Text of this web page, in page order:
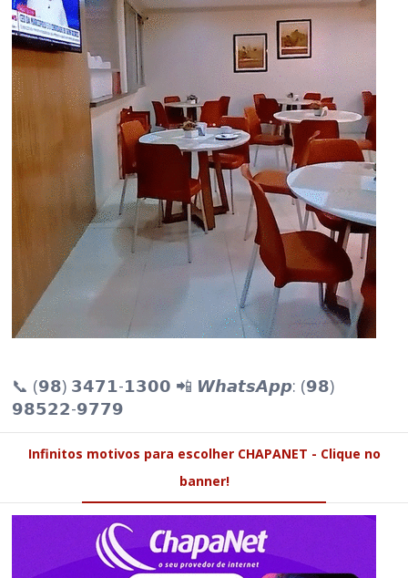
📞 (𝟵𝟴) 𝟯𝟰𝟳𝟭-𝟭𝟯𝟬𝟬 📲 𝙒𝙝𝙖𝙩𝙨𝘼𝙥𝙥: (𝟵𝟴)
𝟵𝟴𝟱𝟮𝟮-𝟵𝟳𝟳𝟵
Infinitos motivos para escolher CHAPANET - Clique no
banner!